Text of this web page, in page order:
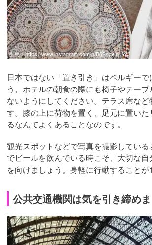
引用：https://www.instagram.com/p/B6SsgeIp_Yc/
日本ではない「置き引き」はベルギーで
う。ホテルの朝食の際にも椅子やテー
ないようにしてください。テラス席な
す。膝の上に荷物を置く、足元に置い
るなんてよくあることなのです。
観光スポットなどで写真を撮影してい
でビールを飲んでいる時こそ、大切な
を向けましょう。身軽に行動することが
公共交通機関は気を引き締め